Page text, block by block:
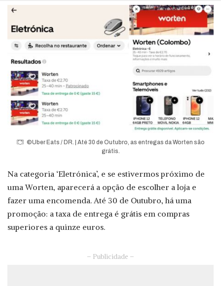
©Uber Eats / DR. | Até 30 de Outubro, as entregas da Worten são
grátis.
Na categoria ‘Eletrónica’, e se estivermos próximo de
uma Worten, aparecerá a opção de escolher a loja e
fazer uma encomenda. Até 30 de Outubro, há uma
promoção: a taxa de entrega é grátis em compras
superiores a quinze euros.
– Publicidade –